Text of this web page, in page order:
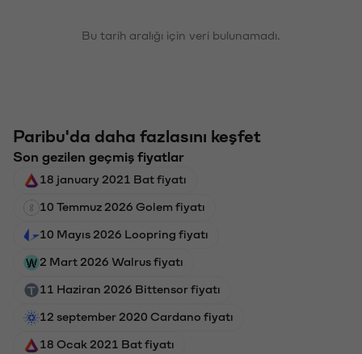
Bu tarih aralığı için veri bulunamadı.
Paribu'da daha fazlasını keşfet
Son gezilen geçmiş fiyatlar
18 january 2021 Bat fiyatı
10 Temmuz 2026 Golem fiyatı
10 Mayıs 2026 Loopring fiyatı
2 Mart 2026 Walrus fiyatı
11 Haziran 2026 Bittensor fiyatı
12 september 2020 Cardano fiyatı
18 Ocak 2021 Bat fiyatı